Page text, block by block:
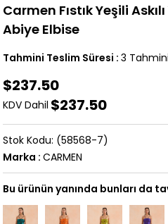
Carmen Fıstık Yeşili
Abiye Elbise
Tahmini Teslim Süresi : 3
$237.50
KDV Dahil $237.50
(58568-7)
Marka : CARMEN
Bu ürünün yanında bunları da